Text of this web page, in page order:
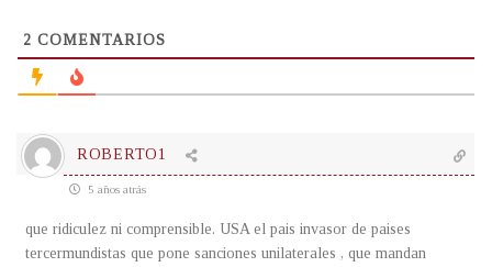
2 COMENTARIOS
ROBERTO1
5 años atrás
que ridiculez ni comprensible. USA el pais invasor de paises
tercermundistas que pone sanciones unilaterales , que mandan